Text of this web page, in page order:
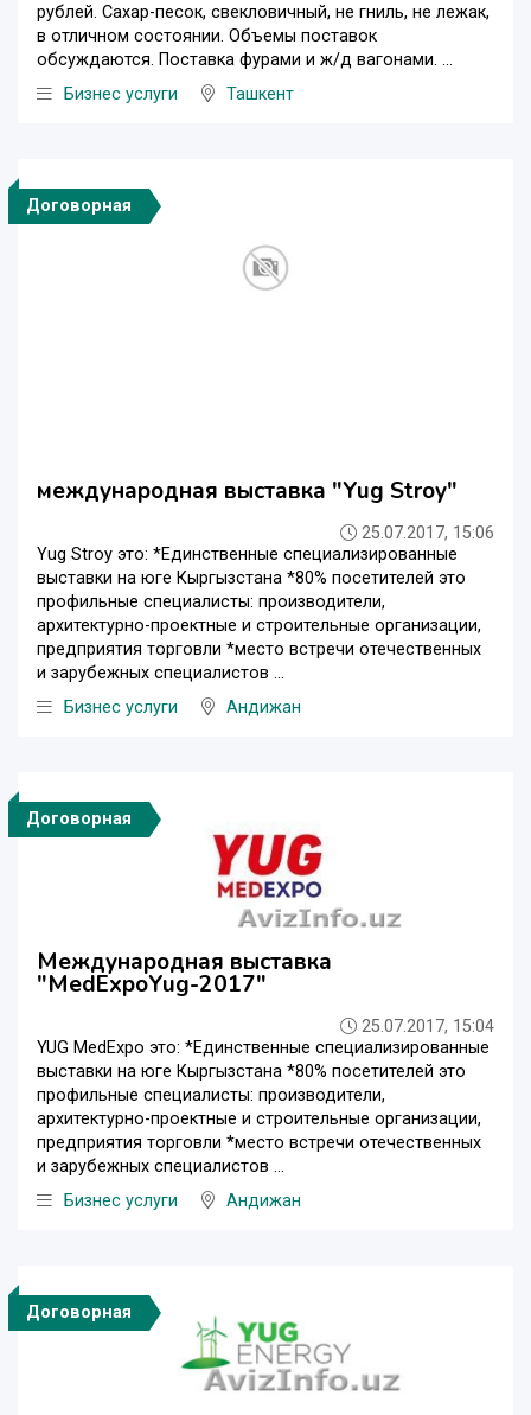
рублей. Сахар-песок, свекловичный, не гниль, не лежак,
в отличном состоянии. Объемы поставок
обсуждаются. Поставка фурами и ж/д вагонами. ...
Бизнес услуги
Ташкент
Договорная
международная выставка "Yug Strоy"
25.07.2017, 15:06
Yug Strоy это: *Единственные специализированные
выставки на юге Кыргызстана *80% посетителей это
профильные специалисты: производители,
архитектурно-проектные и строительные организации,
предприятия торговли *место встречи отечественных
и зарубежных специалистов ...
Бизнес услуги
Андижан
Договорная
Международная выставка
"MedExpoYug-2017"
25.07.2017, 15:04
YUG MedExpo это: *Единственные специализированные
выставки на юге Кыргызстана *80% посетителей это
профильные специалисты: производители,
архитектурно-проектные и строительные организации,
предприятия торговли *место встречи отечественных
и зарубежных специалистов ...
Бизнес услуги
Андижан
Договорная